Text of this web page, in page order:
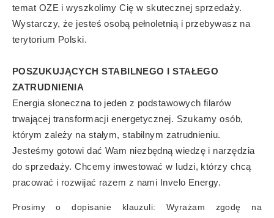
temat OZE i wyszkolimy Cię w skutecznej sprzedaży.
Wystarczy, że jesteś osobą pełnoletnią i przebywasz na
terytorium Polski.
POSZUKUJĄCYCH STABILNEGO I STAŁEGO
ZATRUDNIENIA
Energia słoneczna to jeden z podstawowych filarów
trwającej transformacji energetycznej. Szukamy osób,
którym zależy na stałym, stabilnym zatrudnieniu.
Jesteśmy gotowi dać Wam niezbędną wiedzę i narzędzia
do sprzedaży. Chcemy inwestować w ludzi, którzy chcą
pracować i rozwijać razem z nami Invelo Energy.
Prosimy o dopisanie klauzuli: Wyrażam zgodę na